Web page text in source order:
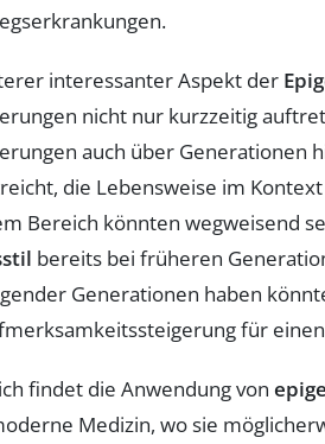
interessanter Aspekt der
nicht nur kurzzeitig
auch über Generationen
die Lebensweise im
Bereich könnten wegweisend
bereits bei früheren
Generationen haben
für
findet die Anwendung von
Medizin, wo sie